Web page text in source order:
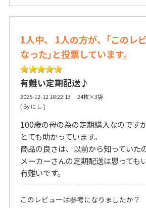
1人中、 1人の方が、｢このレ
なった｣と投票しています。
有難い定期配送♪
2025-12-12 18:22:13 24枚×3袋
[ By にし ]
100歳の母の為の定期購入なのですが
とても助かっています。
商品の良さは、以前から知っていた
メーカーさんの定期配送は思っても
有難いです。
このレビューは参考になりましたか？